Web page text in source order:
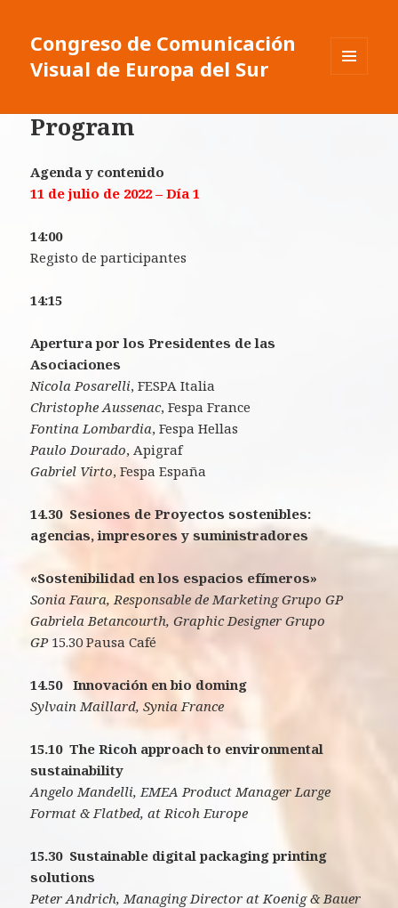
Congreso de Comunicación
Visual de Europa del Sur
WIDGETS
Program
Agenda y contenido
11 de julio de 2022 – Día 1
14:00
Registo de participantes
14:15
Apertura por los Presidentes de las
Asociaciones
Nicola Posarelli, FESPA Italia
Christophe Aussenac, Fespa France
Fontina Lombardia, Fespa Hellas
Paulo Dourado, Apigraf
Gabriel Virto, Fespa España
14.30 Sesiones de Proyectos sostenibles:
agencias, impresores y suministradores
«Sostenibilidad en los espacios efímeros»
Sonia Faura, Responsable de Marketing Grupo GP
Gabriela Betancourth, Graphic Designer Grupo
GP 15.30 Pausa Café
14.50 Innovación en bio doming
Sylvain Maillard, Synia France
15.10The Ricoh approach to environmental
sustainability
Angelo Mandelli, EMEA Product Manager Large
Format & Flatbed, at Ricoh Europe
15.30 Sustainable digital packaging printing
solutions
Peter Andrich, Managing Director at Koenig & Bauer